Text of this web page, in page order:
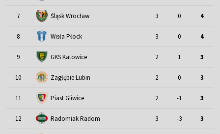
7 Śląsk Wrocław 3 0 4
8 Wisła Płock 3 0 4
9 GKS Katowice 2 1 3
10 Zagłębie Lubin 2 0 3
11 Piast Gliwice 2 -1 3
12 Radomiak Radom 3 -3 3